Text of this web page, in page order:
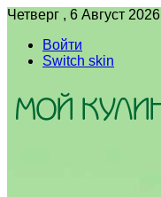
Четверг , 6 Август 2026
Войти
Switch skin